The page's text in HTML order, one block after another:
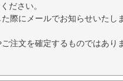
ださい。
際にメールでお知らせいたし
注文を確定するものではあり